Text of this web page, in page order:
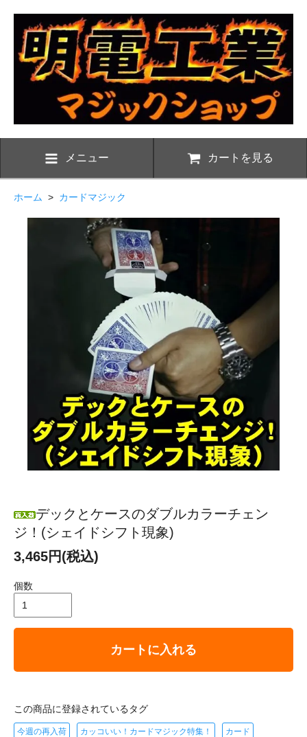
メニュー カートを見る
ホーム > カードマジック
デックとケースのダブルカラーチェン
ジ！(シェイドシフト現象)
3,465円(税込)
個数
カートに入れる
この商品に登録されているタグ
今週の再入荷 カッコいい！カードマジック特集！ カード